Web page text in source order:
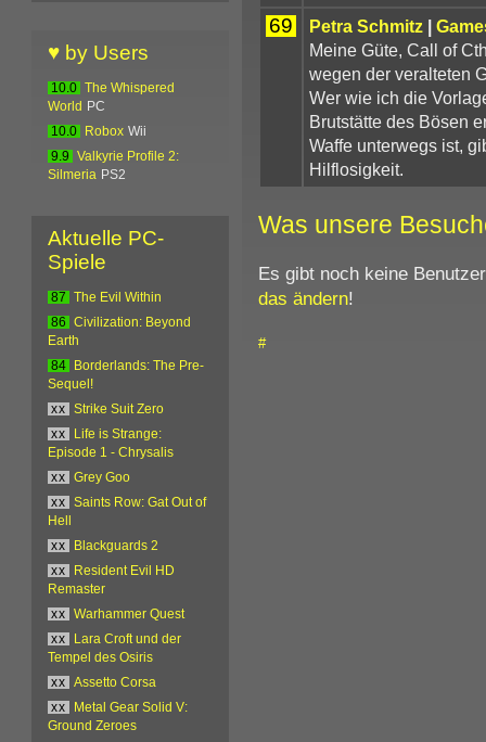
69 Petra Schmitz |
Meine Güte, Call of
wegen der veralteten
Wer wie ich die
Brutstätte des Bösen
Waffe unterwegs ist,
Hilflosigkeit.
Was unsere
Es gibt noch keine
das ändern!
#
♥ by Users
10.0
The Whispered
World
PC
10.0
Robox Wii
9.9
Valkyrie Profile 2:
Silmeria PS2
Aktuelle PC-
Spiele
87
The Evil Within
86
Civilization: Beyond
Earth
84
Borderlands: The Pre-
Sequel!
xx
Strike Suit Zero
xx
Life is Strange:
Episode 1 - Chrysalis
xx
Grey Goo
xx
Saints Row: Gat Out of
Hell
xx
Blackguards 2
xx
Resident Evil HD
Remaster
xx
Warhammer Quest
xx
Lara Croft und der
Tempel des Osiris
xx
Assetto Corsa
xx
Metal Gear Solid V:
Ground Zeroes